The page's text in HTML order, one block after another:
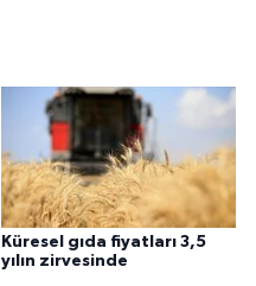
Küresel gıda fiyatları 3,5
yılın zirvesinde